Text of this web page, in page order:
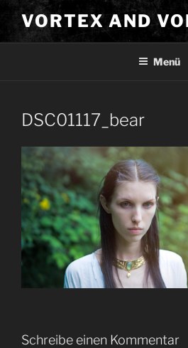
Zum
Inhalt
springen
VORTEX AND
Menü
DSC01117_bear
Schreibe einen Kommentar